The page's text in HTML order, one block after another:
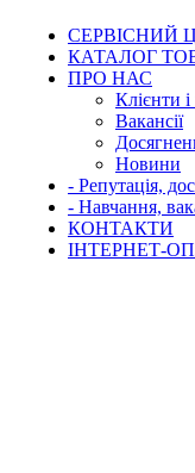
СЕРВІСНИЙ
КАТАЛОГ
ПРО НАС
Клієнти
Вакансії
Новини
- Репутація,
- Навчання,
КОНТАКТИ
ІНТЕРНЕТ-